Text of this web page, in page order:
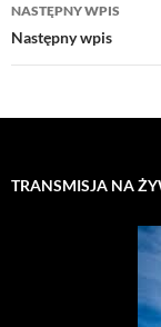
NASTĘPNY WPIS
Następny wpis
TRANSMISJA NA